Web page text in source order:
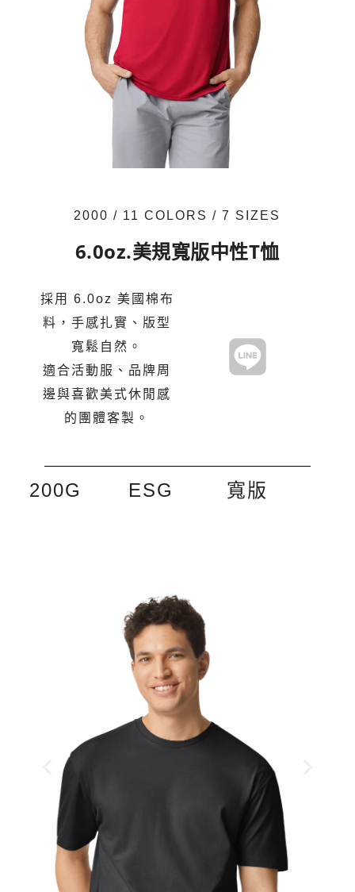
2000 / 11 COLORS / 7 SIZES
6.0oz.美規寬版中性T恤
採用 6.0oz 美國棉布
料，手感扎實、版型
寬鬆自然。
適合活動服、品牌周
邊與喜歡美式休閒感
的團體客製。
200G ESG 寬版